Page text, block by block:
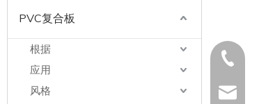
PVC复合板
根据
应用
风格